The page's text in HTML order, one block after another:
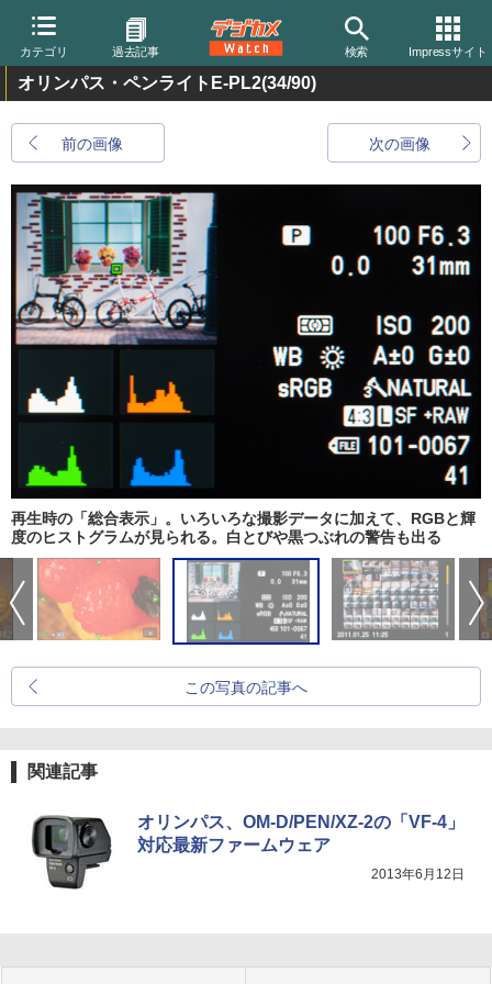
カテゴリ 過去記事 検索 Impressサイト
オリンパス・ペンライトE-PL2(34/90)
前の画像 次の画像
再生時の「総合表示」。いろいろな撮影データに加えて、RGBと輝
度のヒストグラムが見られる。白とびや黒つぶれの警告も出る
この写真の記事へ
関連記事
オリンパス、OM-D/PEN/XZ-2の「VF-4」
対応最新ファームウェア
2013年6月12日